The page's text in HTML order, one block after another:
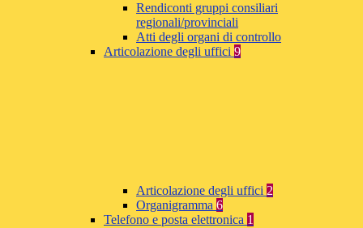
Rendiconti gruppi consiliari
regionali/provinciali
Atti degli organi di controllo
Articolazione degli uffici 9
Articolazione degli uffici 2
Organigramma 6
Telefono e posta elettronica 1